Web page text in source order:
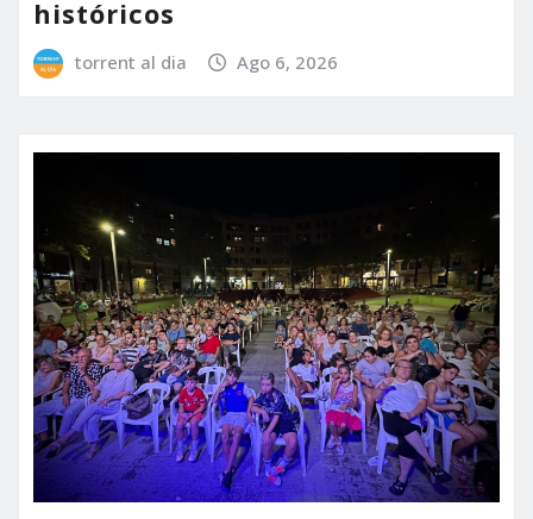
históricos
torrent al dia Ago 6, 2026